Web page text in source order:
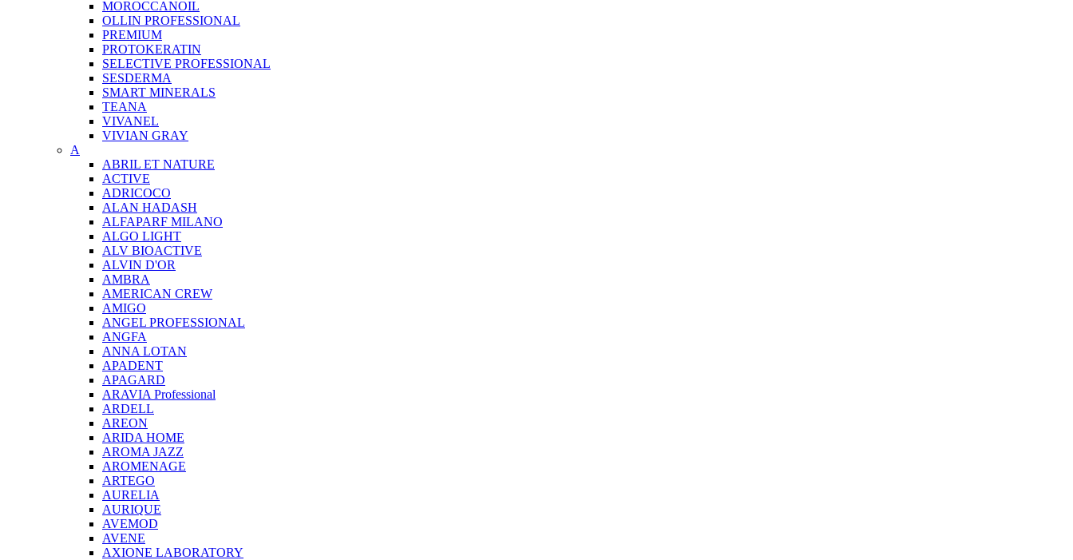
MOROCCANOIL
OLLIN PROFESSIONAL
PREMIUM
PROTOKERATIN
SELECTIVE PROFESSIONAL
SESDERMA
SMART MINERALS
TEANA
VIVANEL
VIVIAN GRAY
A
ABRIL ET NATURE
ACTIVE
ADRICOCO
ALAN HADASH
ALFAPARF MILANO
ALGO LIGHT
ALV BIOACTIVE
ALVIN D'OR
AMBRA
AMERICAN CREW
AMIGO
ANGEL PROFESSIONAL
ANGFA
ANNA LOTAN
APADENT
APAGARD
ARAVIA Professional
ARDELL
AREON
ARIDA HOME
AROMA JAZZ
AROMENAGE
ARTEGO
AURELIA
AURIQUE
AVEMOD
AVENE
AXIONE LABORATORY